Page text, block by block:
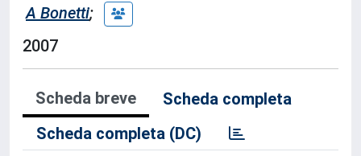
A Bonetti;
2007
Scheda breve
Scheda completa
Scheda completa (DC)